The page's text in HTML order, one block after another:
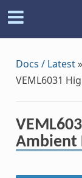
Docs / Latest»
VEML6031
Ambient